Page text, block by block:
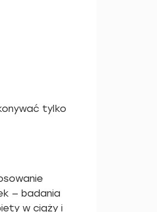
tylko
— badania
w ciąży i